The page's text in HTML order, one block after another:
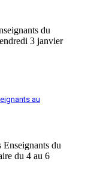
du
3 janvier
au
Enseignants du
du 4 au 6